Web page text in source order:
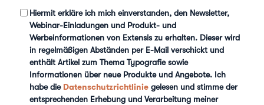
Hiermit erkläre ich mich einverstanden, den Newsletter,
Webinar-Einladungen und Produkt- und
Werbeinformationen von Extensis zu erhalten. Dieser wird
in regelmäßigen Abständen per E-Mail verschickt und
enthält Artikel zum Thema Typografie sowie
Informationen über neue Produkte und Angebote. Ich
habe die Datenschutzrichtlinie gelesen und stimme der
entsprechenden Erhebung und Verarbeitung meiner